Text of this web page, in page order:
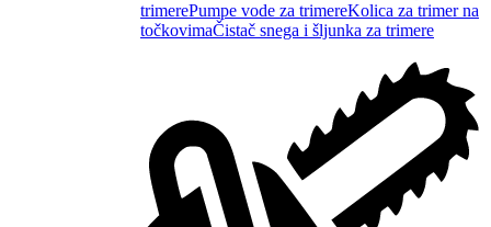
trimerePumpe vode za trimereKolica za trimer na
točkovimaČistač snega i šljunka za trimere